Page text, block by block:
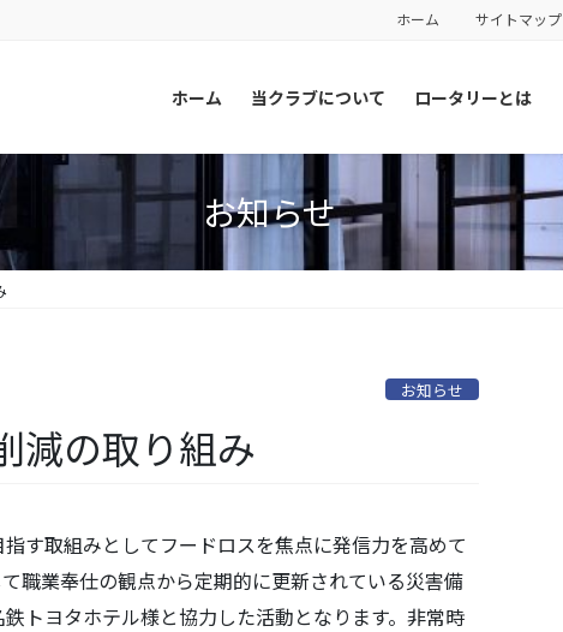
ホーム サイトマップ
ホーム 当クラブについて ロータリーとは
お知らせ
お知らせ
減の取り組み
取組みとしてフードロスを焦点に発信力を高めて
職業奉仕の観点から定期的に更新されている災害備
トヨタホテル様と協力した活動となります。非常時